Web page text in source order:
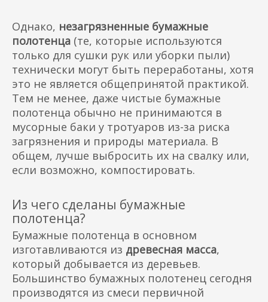
Однако, незагрязненные бумажные
полотенца (те, которые используются
только для сушки рук или уборки пыли)
технически могут быть переработаны, хотя
это не является общепринятой практикой.
Тем не менее, даже чистые бумажные
полотенца обычно не принимаются в
мусорные баки у тротуаров из-за риска
загрязнения и природы материала. В
общем, лучше выбросить их на свалку или,
если возможно, компостировать.
Из чего сделаны бумажные
полотенца?
Бумажные полотенца в основном
изготавливаются из древесная масса,
который добывается из деревьев.
Большинство бумажных полотенец сегодня
производятся из смеси первичной